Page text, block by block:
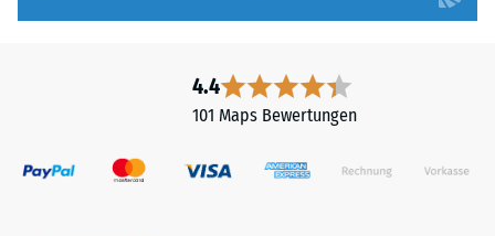
4.4
101 Maps Bewertungen